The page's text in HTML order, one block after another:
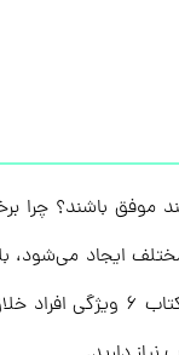
موفق باشند؟
ایجاد می‌شود،
زمینه‌ای به بهترین